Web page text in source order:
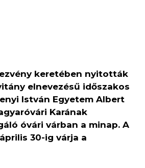
keretében nyitották
elnevezésű időszakos
István Egyetem Albert
Karának
óvári várban a minap. A
30-ig várja a